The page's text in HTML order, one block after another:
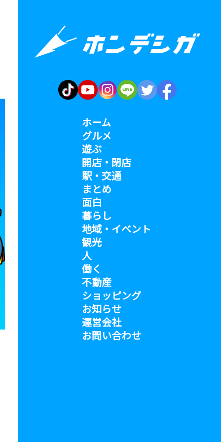
ホーム
グルメ
遊ぶ
開店・閉店
駅・交通
まとめ
面白
暮らし
地域・イベント
観光
人
働く
不動産
ショッピング
お知らせ
運営会社
お問い合わせ